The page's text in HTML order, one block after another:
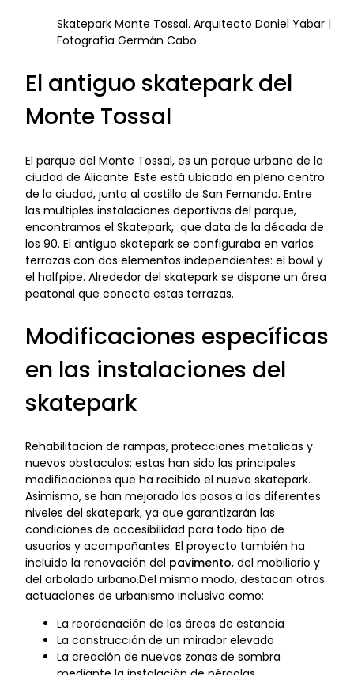
Skatepark Monte Tossal. Arquitecto Daniel Yabar |
Fotografía Germán Cabo
El antiguo skatepark del
Monte Tossal
El parque del Monte Tossal, es un parque urbano de la
ciudad de Alicante. Este está ubicado en pleno centro
de la ciudad, junto al castillo de San Fernando. Entre
las multiples instalaciones deportivas del parque,
encontramos el Skatepark, que data de la década de
los 90. El antiguo skatepark se configuraba en varias
terrazas con dos elementos independientes: el bowl y
el halfpipe. Alrededor del skatepark se dispone un área
peatonal que conecta estas terrazas.
Modificaciones específicas
en las instalaciones del
skatepark
Rehabilitacion de rampas, protecciones metalicas y
nuevos obstaculos: estas han sido las principales
modificaciones que ha recibido el nuevo skatepark.
Asimismo, se han mejorado los pasos a los diferentes
niveles del skatepark, ya que garantizarán las
condiciones de accesibilidad para todo tipo de
usuarios y acompañantes. El proyecto también ha
incluido la renovación del pavimento, del mobiliario y
del arbolado urbano.Del mismo modo, destacan otras
actuaciones de urbanismo inclusivo como:
La reordenación de las áreas de estancia
La construcción de un mirador elevado
La creación de nuevas zonas de sombra